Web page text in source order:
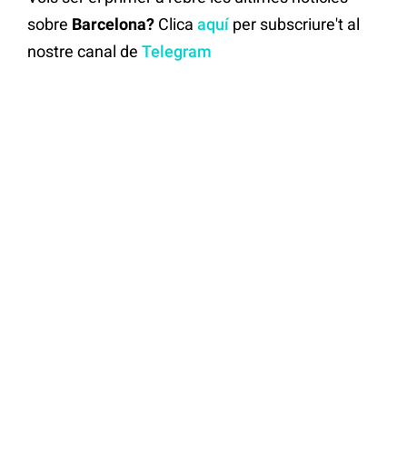
sobre Barcelona? Clica aquíper subscriure't al
nostre canal de Telegram